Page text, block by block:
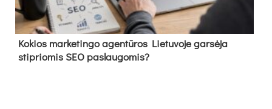
Kokios marketingo agentūros Lietuvoje garsėja
stipriomis SEO paslaugomis?